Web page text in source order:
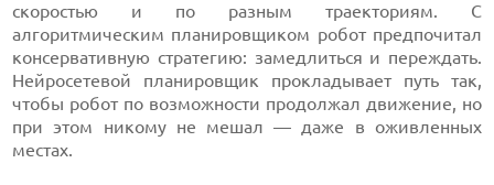
скоростью и по разным траекториям. С
алгоритмическим планировщиком робот предпочитал
консервативную стратегию: замедлиться и переждать.
Нейросетевой планировщик прокладывает путь так,
чтобы робот по возможности продолжал движение, но
при этом никому не мешал — даже в оживленных
местах.